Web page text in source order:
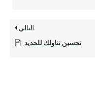
التالي
تحسين تناولك للحديد